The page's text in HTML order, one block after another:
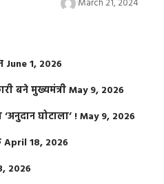
June 1, 2026
बने मुख्यमंत्रीMay 9, 2026
घोटाला’ !May 9, 2026
April 18, 2026
2026